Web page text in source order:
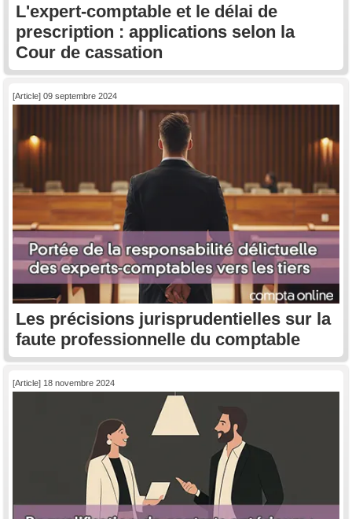
L'expert-comptable et le délai de
prescription : applications selon la
Cour de cassation
[Article] 09 septembre 2024
Les précisions jurisprudentielles sur la
faute professionnelle du comptable
[Article] 18 novembre 2024